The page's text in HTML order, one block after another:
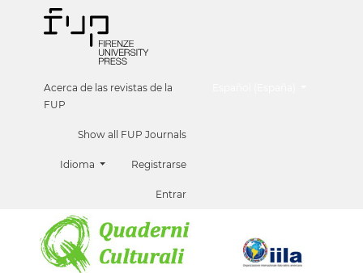
Acerca de las revistas de la
FUP
Show all FUP Journals
Idioma Registrarse
Entrar